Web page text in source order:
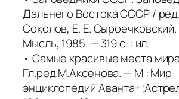
Дальнего Востока СССР /
Соколов, Е. Е.
Мысль, 1985. — 319 с. : ил.
• Самые красивые места
Гл.ред.М.Аксенова. — М : Мир
энциклопедий